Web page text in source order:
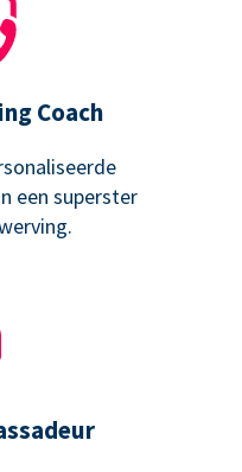
Coach
een superster